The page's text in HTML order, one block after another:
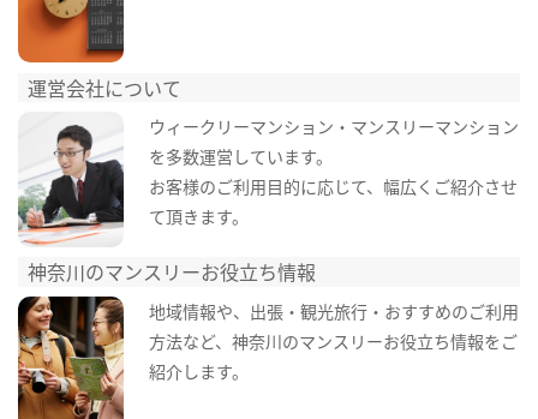
運営会社について
ウィークリーマンション・マンスリーマンション
を多数運営しています。
お客様のご利用目的に応じて、幅広くご紹介させ
て頂きます。
神奈川のマンスリーお役立ち情報
地域情報や、出張・観光旅行・おすすめのご利用
方法など、神奈川のマンスリーお役立ち情報をご
紹介します。